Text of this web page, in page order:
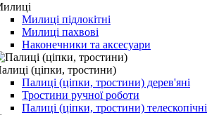
Милиці підлокітні
Милиці пахвові
Наконечники та аксесуари
(ціпки, тростини)
Палиці (ціпки, тростини) дерев'яні
Тростини ручної роботи
Палиці (ціпки, тростини) телескопічні